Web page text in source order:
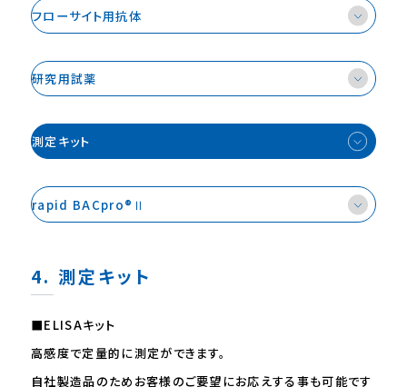
フローサイト⽤抗体
研究⽤試薬
測定キット
rapid BACpro®Ⅱ
4. 測定キット
■ELISAキット
高感度で定量的に測定ができます。
自社製造品のためお客様のご要望にお応えする事も可能です